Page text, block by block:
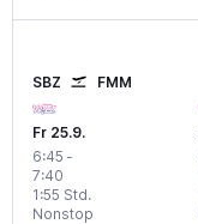
SBZ FMM
Fr 25.9.
6:45 -
7:40
Nonstop
1:55 Std.